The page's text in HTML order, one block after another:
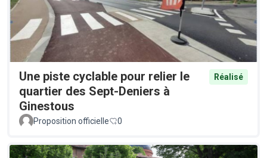
Une piste cyclable pour relier le
quartier des Sept-Deniers à
Ginestous
Réalisé
Proposition officielle 0